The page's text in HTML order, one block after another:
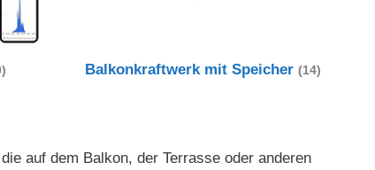
Balkonkraftwerk mit Speicher(14)
auf dem Balkon, der Terrasse oder anderen